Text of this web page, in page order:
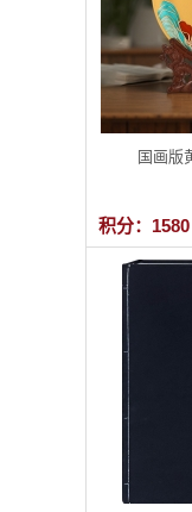
国画版
积分：1580